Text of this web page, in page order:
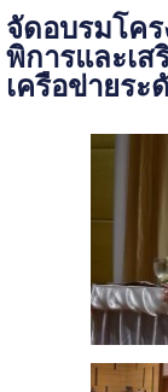
จัดอบรมโค
พิการและเส
เครือข่ายร